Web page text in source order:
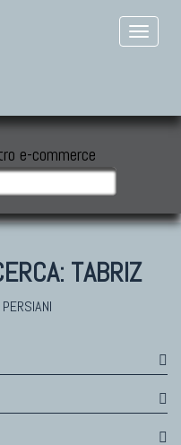
TABRIZ